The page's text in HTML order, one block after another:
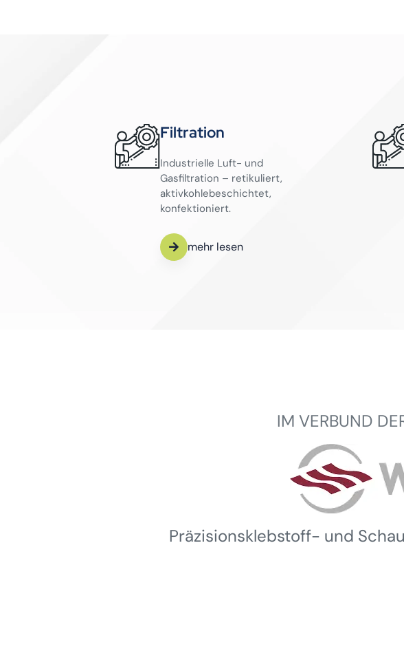
Filtration
Industrielle Luft- und
Gasfiltration – retikuliert,
aktivkohlebeschichtet,
konfektioniert.
mehr lesen
IM VERBUND
Präzisionsklebstoff- und